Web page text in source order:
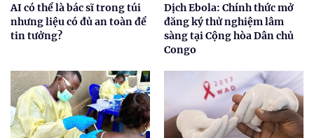
AI có thể là bác sĩ trong túi
nhưng liệu có đủ an toàn để
tin tưởng?
Dịch Ebola: Chính thức mở
đăng ký thử nghiệm lâm
sàng tại Cộng hòa Dân chủ
Congo